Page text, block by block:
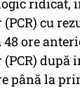
ridicat,
cu
ore
după
până la